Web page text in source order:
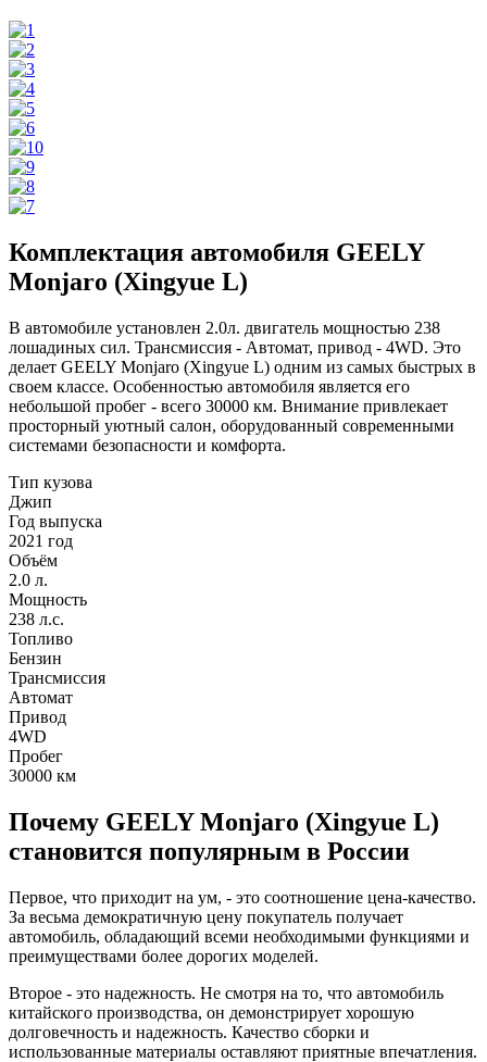
Комплектация автомобиля GEELY
Monjaro (Xingyue L)
В автомобиле установлен 2.0л. двигатель мощностью 238
лошадиных сил. Трансмиссия - Автомат, привод - 4WD. Это
делает GEELY Monjaro (Xingyue L) одним из самых быстрых в
своем классе. Особенностью автомобиля является его
небольшой пробег - всего 30000 км. Внимание привлекает
просторный уютный салон, оборудованный современными
системами безопасности и комфорта.
Тип кузова
Джип
Год выпуска
2021 год
Объём
2.0 л.
Мощность
238 л.с.
Топливо
Бензин
Трансмиссия
Автомат
Привод
4WD
Пробег
30000 км
Почему GEELY Monjaro (Xingyue L)
становится популярным в России
Первое, что приходит на ум, - это соотношение цена-качество.
За весьма демократичную цену покупатель получает
автомобиль, обладающий всеми необходимыми функциями и
преимуществами более дорогих моделей.
Второе - это надежность. Не смотря на то, что автомобиль
китайского производства, он демонстрирует хорошую
долговечность и надежность. Качество сборки и
использованные материалы оставляют приятные впечатления.